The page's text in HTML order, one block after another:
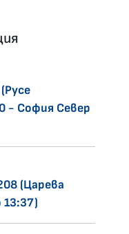
- София Север
(Царева
13:37)